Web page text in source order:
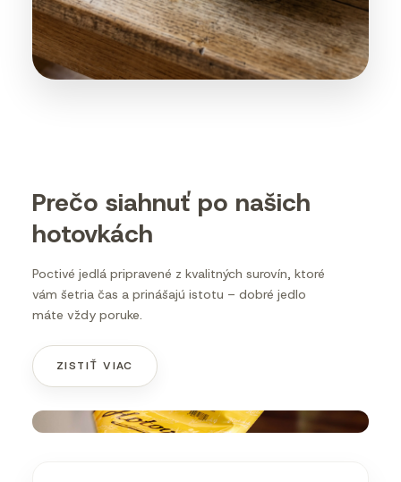
Prečo siahnuť po našich
hotovkách
Poctivé jedlá pripravené z kvalitných surovín, ktoré
vám šetria čas a prinášajú istotu – dobré jedlo
máte vždy poruke.
ZISTIŤ VIAC